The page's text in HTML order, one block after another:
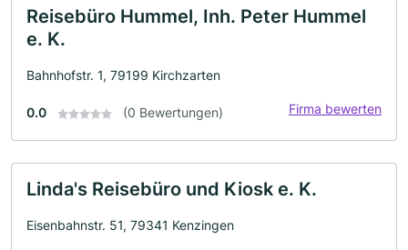
Reisebüro Hummel, Inh. Peter Hummel
e. K.
Bahnhofstr. 1, 79199 Kirchzarten
0.0 (0 Bewertungen) Firma bewerten
Linda's Reisebüro und Kiosk e. K.
Eisenbahnstr. 51, 79341 Kenzingen